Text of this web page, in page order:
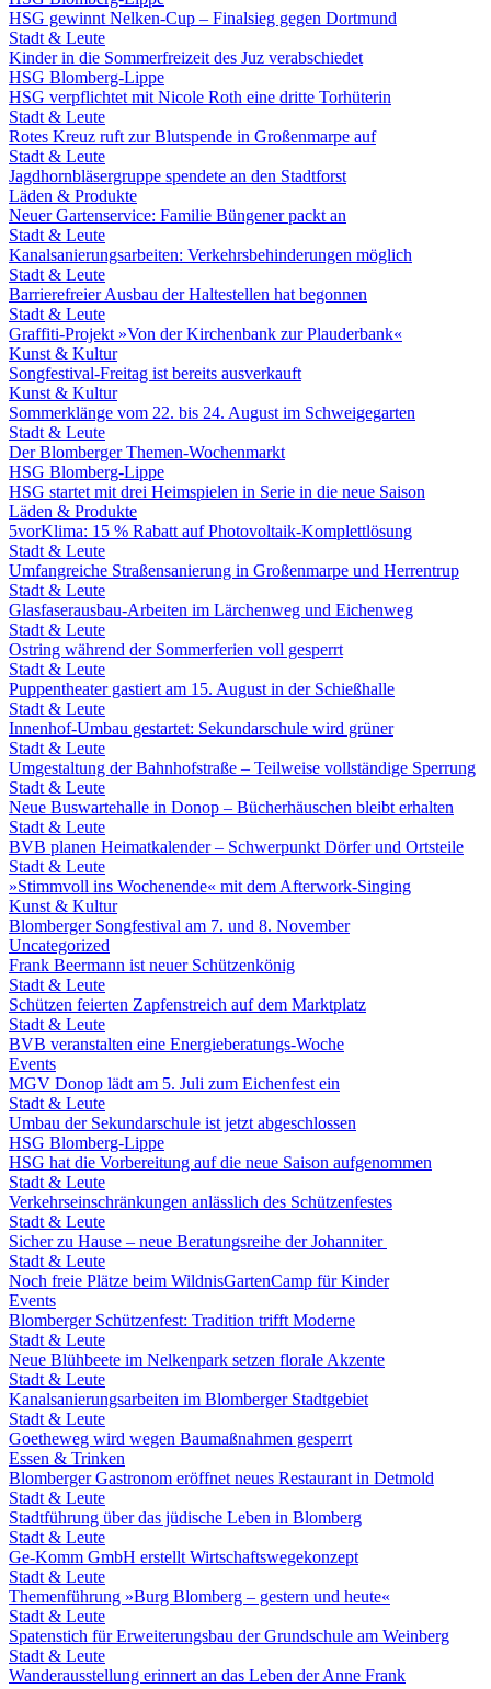
HSG gewinnt Nelken-Cup – Finalsieg gegen Dortmund
Stadt & Leute
Kinder in die Sommerfreizeit des Juz verabschiedet
HSG Blomberg-Lippe
HSG verpflichtet mit Nicole Roth eine dritte Torhüterin
Stadt & Leute
Rotes Kreuz ruft zur Blutspende in Großenmarpe auf
Stadt & Leute
Jagdhornbläsergruppe spendete an den Stadtforst
Läden & Produkte
Neuer Gartenservice: Familie Büngener packt an
Stadt & Leute
Kanalsanierungsarbeiten: Verkehrsbehinderungen möglich
Stadt & Leute
Barrierefreier Ausbau der Haltestellen hat begonnen
Stadt & Leute
Graffiti-Projekt »Von der Kirchenbank zur Plauderbank«
Kunst & Kultur
Songfestival-Freitag ist bereits ausverkauft
Kunst & Kultur
Sommerklänge vom 22. bis 24. August im Schweigegarten
Stadt & Leute
Der Blomberger Themen-Wochenmarkt
HSG Blomberg-Lippe
HSG startet mit drei Heimspielen in Serie in die neue Saison
Läden & Produkte
5vorKlima: 15 % Rabatt auf Photovoltaik-Komplettlösung
Stadt & Leute
Umfangreiche Straßensanierung in Großenmarpe und Herrentrup
Stadt & Leute
Glasfaserausbau-Arbeiten im Lärchenweg und Eichenweg
Stadt & Leute
Ostring während der Sommerferien voll gesperrt
Stadt & Leute
Puppentheater gastiert am 15. August in der Schießhalle
Stadt & Leute
Innenhof-Umbau gestartet: Sekundarschule wird grüner
Stadt & Leute
Umgestaltung der Bahnhofstraße – Teilweise vollständige Sperrung
Stadt & Leute
Neue Buswartehalle in Donop – Bücherhäuschen bleibt erhalten
Stadt & Leute
BVB planen Heimatkalender – Schwerpunkt Dörfer und Ortsteile
Stadt & Leute
»Stimmvoll ins Wochenende« mit dem Afterwork-Singing
Kunst & Kultur
Blomberger Songfestival am 7. und 8. November
Uncategorized
Frank Beermann ist neuer Schützenkönig
Stadt & Leute
Schützen feierten Zapfenstreich auf dem Marktplatz
Stadt & Leute
BVB veranstalten eine Energieberatungs-Woche
Events
MGV Donop lädt am 5. Juli zum Eichenfest ein
Stadt & Leute
Umbau der Sekundarschule ist jetzt abgeschlossen
HSG Blomberg-Lippe
HSG hat die Vorbereitung auf die neue Saison aufgenommen
Stadt & Leute
Verkehrseinschränkungen anlässlich des Schützenfestes
Stadt & Leute
Sicher zu Hause – neue Beratungsreihe der Johanniter
Stadt & Leute
Noch freie Plätze beim WildnisGartenCamp für Kinder
Events
Blomberger Schützenfest: Tradition trifft Moderne
Stadt & Leute
Neue Blühbeete im Nelkenpark setzen florale Akzente
Stadt & Leute
Kanalsanierungsarbeiten im Blomberger Stadtgebiet
Stadt & Leute
Goetheweg wird wegen Baumaßnahmen gesperrt
Essen & Trinken
Blomberger Gastronom eröffnet neues Restaurant in Detmold
Stadt & Leute
Stadtführung über das jüdische Leben in Blomberg
Stadt & Leute
Ge-Komm GmbH erstellt Wirtschaftswegekonzept
Stadt & Leute
Themenführung »Burg Blomberg – gestern und heute«
Stadt & Leute
Spatenstich für Erweiterungsbau der Grundschule am Weinberg
Stadt & Leute
Wanderausstellung erinnert an das Leben der Anne Frank